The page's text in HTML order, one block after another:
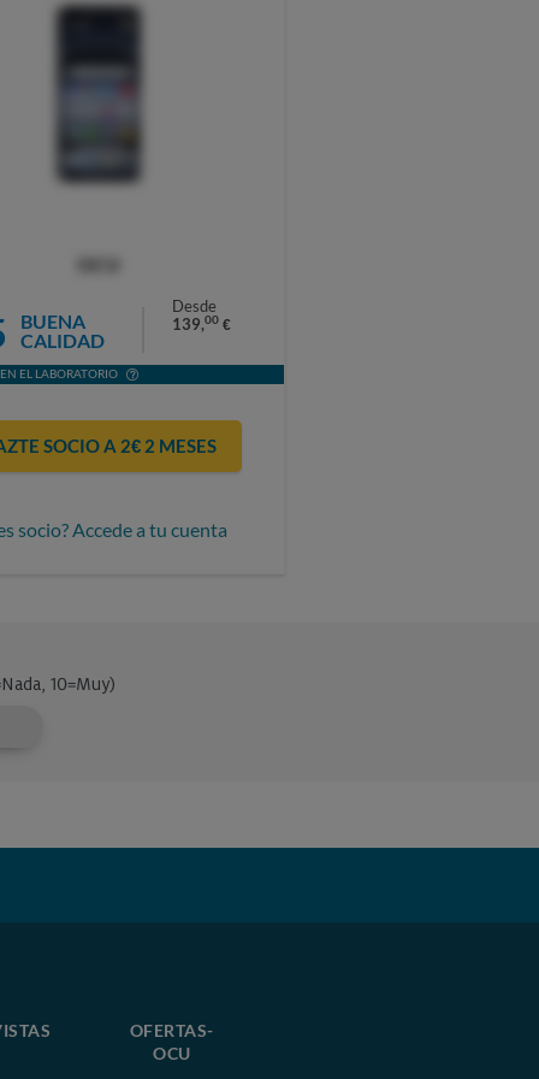
BUENA
CALIDAD
Desde
139,00 €
EL LABORATORIO
SOCIO A 2€ 2 MESES
socio? Accede a tu cuenta
OFERTAS-
OCU